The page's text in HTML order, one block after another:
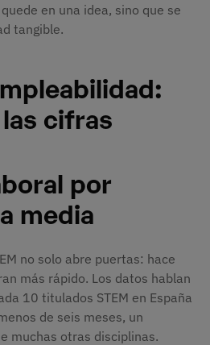
en una idea, sino que se
tangible.
cifras
por
media
no solo abre puertas: hace
más rápido. Los datos hablan
10 titulados STEM en España
de seis meses, un
muchas otras disciplinas.